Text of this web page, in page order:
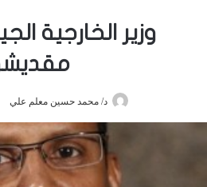
وزير الخارجية
د/ محمد حسين معلم علي